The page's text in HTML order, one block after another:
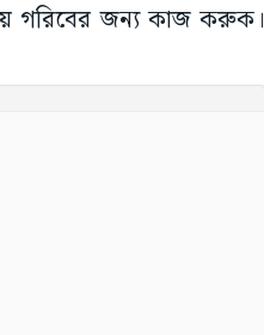
গরিবের জন্য কাজ করুক।